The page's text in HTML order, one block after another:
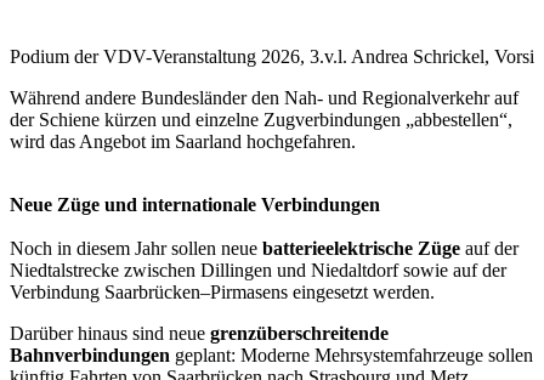
Podium der VDV-Veranstaltung 2026, 3.v.l. Andrea Schrickel,
Während andere Bundesländer den Nah- und Regionalverkehr auf
der Schiene kürzen und einzelne Zugverbindungen „abbestellen“,
wird das Angebot im Saarland hochgefahren.
Neue Züge und internationale Verbindungen
Noch in diesem Jahr sollen neue batterieelektrische Züge auf der
Niedtalstrecke zwischen Dillingen und Niedaltdorf sowie auf der
Verbindung Saarbrücken–Pirmasens eingesetzt werden.
Darüber hinaus sind neue grenzüberschreitende
Bahnverbindungen geplant: Moderne Mehrsystemfahrzeuge sollen